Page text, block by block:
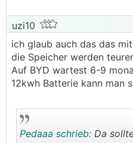
uzi10
ich glaub auch das das
die Speicher werden
Auf BYD wartest 6-9
12kwh Batterie kann man
Pedaaa schrieb: Da